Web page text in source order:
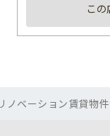
こ
ノベーション賃貸物